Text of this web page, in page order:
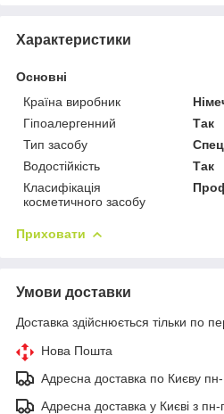
Характеристики
Основні
Країна виробник
Гіпоалергенний
Так
Тип засобу
Водостійкість
Так
Класифікація
косметичного засобу
Приховати
Умови доставки
Доставка здійснюється тільки по
Нова Пошта
Адресна доставка по Києву
Адресна доставка у Києві з пн-